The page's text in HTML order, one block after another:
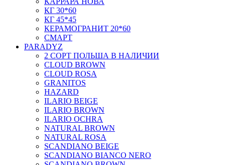
КГ 30*60
КГ 45*45
КЕРАМОГРАНИТ 20*60
СМАРТ
PARADYZ
2 СОРТ ПОЛЬША В НАЛИЧИИ
CLOUD BROWN
CLOUD ROSA
GRANITOS
HAZARD
ILARIO BEIGE
ILARIO BROWN
ILARIO OCHRA
NATURAL BROWN
NATURAL ROSA
SCANDIANO BEIGE
SCANDIANO BIANCO NERO